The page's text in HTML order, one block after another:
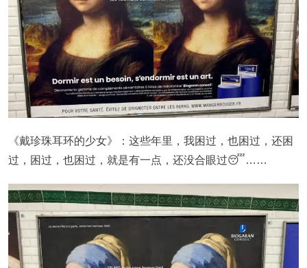
《戴珍珠耳环的少女》：这些年里，我困过，也困过，还困
过，困过，也困过，就是有一点，还没合眼过😴……